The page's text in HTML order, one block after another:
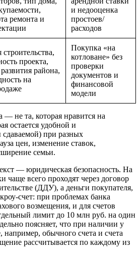
ремонта и
и недооценка
простоев/
расходов
строительства,
проекта,
района,
на
Покупка «на
котловане» без
проверки
документов и
финансовой
модели
— не та, которая нравится на
остается удобной и
при разных
цен, изменение ставок,
семьи.
— юридическая безопасность. На
чаще всего проходят через договор
(ДДУ), а деньги покупателя,
счет: при проблемах банка
возмещения, и для счетов
лимит до 10 млн руб. на один
поясняет, что при наличии у
например, обычного счета и счета
рассчитывается по каждому из